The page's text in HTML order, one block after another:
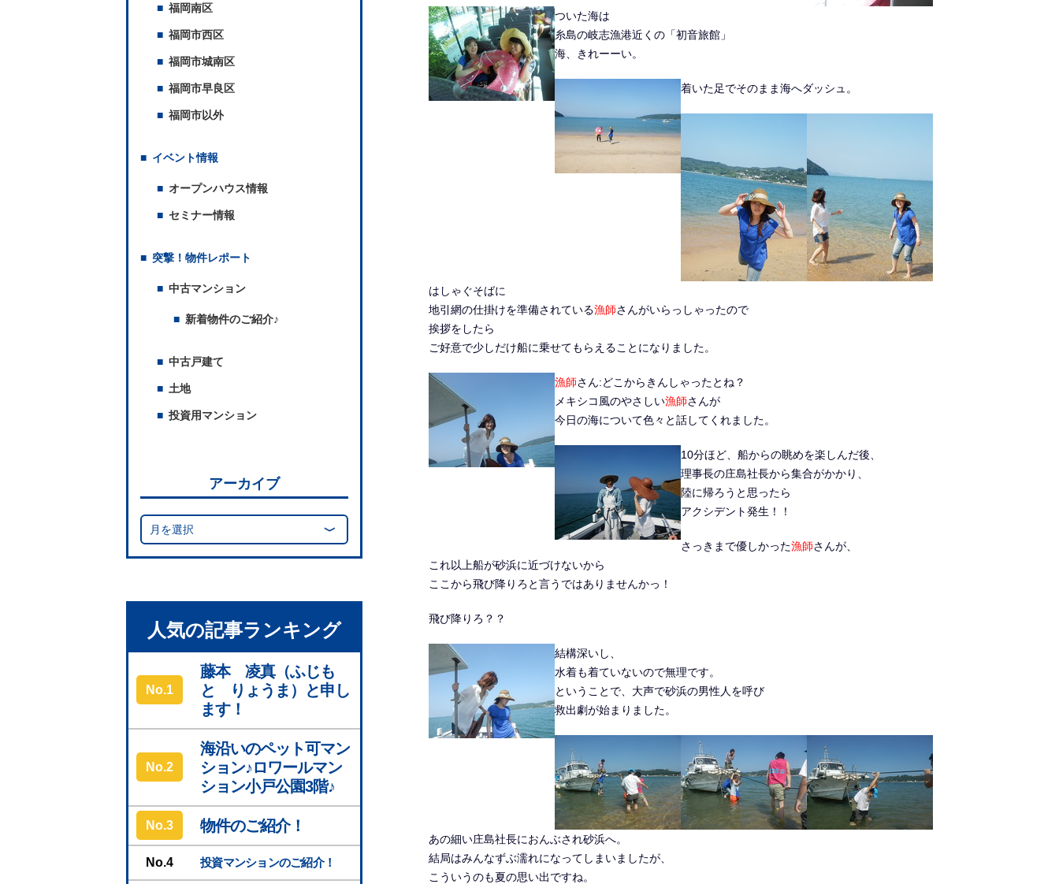
福岡南区
福岡市西区
福岡市城南区
福岡市早良区
福岡市以外
イベント情報
オープンハウス情報
セミナー情報
突撃！物件レポート
中古マンション
新着物件のご紹介♪
中古戸建て
土地
投資用マンション
アーカイブ
月を選択
人気の記事ランキング
No.
藤本 凌真（ふじも
と りょうま）と申し
ます！
No.
海沿いのペット可マン
ション♪ロワールマン
ション小戸公園3階♪
No. 物件のご紹介！
No. 投資マンションのご紹介！
ついた海は
糸島の岐志漁港近くの「初音旅館」
海、きれーーい。
着いた足でそのまま海へダッシュ。
はしゃぐそばに
地引網の仕掛けを準備されている漁師さんがいらっしゃったので
挨拶をしたら
ご好意で少しだけ船に乗せてもらえることになりました。
漁師さん:どこからきんしゃったとね？
メキシコ風のやさしい漁師さんが
今日の海について色々と話してくれました。
10分ほど、船からの眺めを楽しんだ後、
理事長の庄島社長から集合がかかり、
陸に帰ろうと思ったら
アクシデント発生！！
さっきまで優しかった漁師さんが、
これ以上船が砂浜に近づけないから
ここから飛び降りろと言うではありませんかっ！
飛び降りろ？？
結構深いし、
水着も着ていないので無理です。
ということで、大声で砂浜の男性人を呼び
救出劇が始まりました。
あの細い庄島社長におんぶされ砂浜へ。
結局はみんなずぶ濡れになってしまいましたが、
こういうのも夏の思い出ですね。